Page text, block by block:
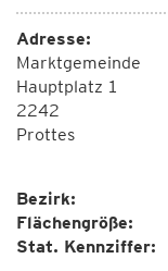
Adresse:
Marktgemeinde
Hauptplatz 1
2242
Prottes
Bezirk:
Flächengröße:
Stat. Kennziffer: